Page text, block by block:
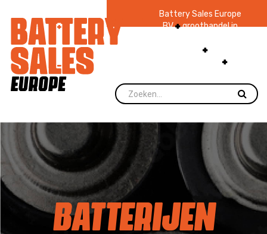
Battery Sales Europe
BV groothandel in
zaklampen Ruim 48
jaar ervaring
voorraad.
BATTERIJEN